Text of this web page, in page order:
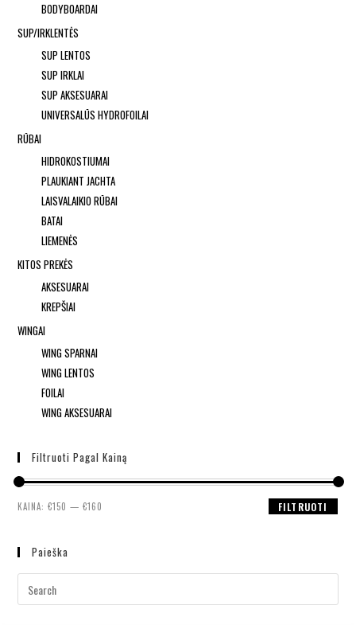
BODYBOARDAI
SUP/IRKLENTĖS
SUP LENTOS
SUP IRKLAI
SUP AKSESUARAI
UNIVERSALŪS HYDROFOILAI
RŪBAI
HIDROKOSTIUMAI
PLAUKIANT JACHTA
LAISVALAIKIO RŪBAI
BATAI
LIEMENĖS
KITOS PREKĖS
AKSESUARAI
KREPŠIAI
WINGAI
WING SPARNAI
WING LENTOS
FOILAI
WING AKSESUARAI
Filtruoti Pagal Kainą
FILTRUOTI
KAINA:€150 —€160
Paieška